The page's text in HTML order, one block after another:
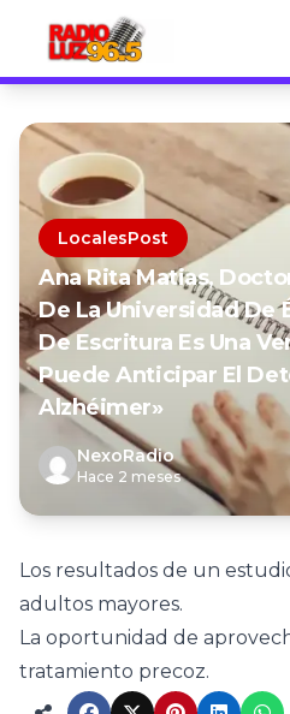
LocalesPost
Ana Rita Matias,
De La Universidad De
De Escritura Es Una
Puede Anticipar El
Alzhéimer»
NexoRadio
Hace 2 meses
Los resultados de un
adultos mayores.
La oportunidad de
tratamiento precoz.